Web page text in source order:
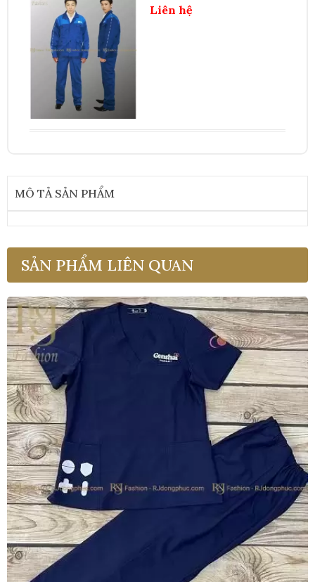
Liên hệ
MÔ TẢ SẢN PHẨM
SẢN PHẨM LIÊN QUAN